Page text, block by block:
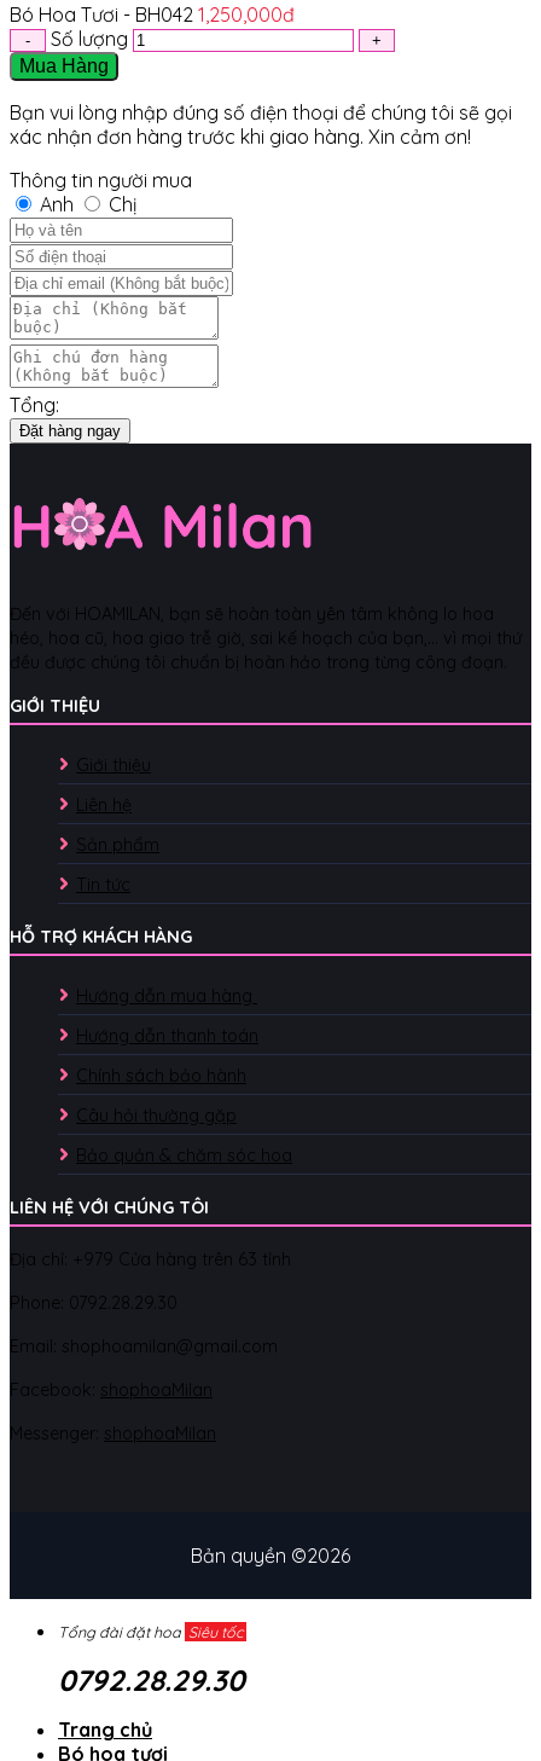
Bó Hoa Tươi - BH042 1,250,000đ
Số lượng
Mua Hàng
Bạn vui lòng nhập đúng số điện thoại để chúng tôi sẽ gọi
xác nhận đơn hàng trước khi giao hàng. Xin cảm ơn!
Thông tin người mua
Anh
Chị
Tổng:
Đặt hàng ngay
Đến với HOAMILAN, bạn sẽ hoàn toàn yên tâm không lo hoa
héo, hoa cũ, hoa giao trễ giờ, sai kế hoạch của bạn,... vì mọi thứ
đều được chúng tôi chuẩn bị hoàn hảo trong từng công đoạn.
GIỚI THIỆU
Giới thiệu
Liên hệ
Sản phẩm
Tin tức
HỖ TRỢ KHÁCH HÀNG
Hướng dẫn mua hàng
Hướng dẫn thanh toán
Chính sách bảo hành
Câu hỏi thường gặp
Bảo quản & chăm sóc hoa
LIÊN HỆ VỚI CHÚNG TÔI
Địa chỉ: +979 Cửa hàng trên 63 tỉnh
Phone: 0792.28.29.30
Email: shophoamilan@gmail.com
Facebook: shophoaMilan
Messenger: shophoaMilan
Bản quyền ©2026
Tổng đài đặt hoa Siêu tốc
0792.28.29.30
Trang chủ
Bó hoa tươi